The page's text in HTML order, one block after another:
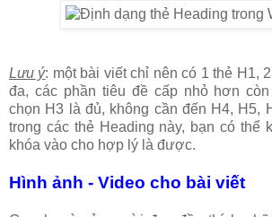
Lưu ý: một bài viết chỉ nên có 1 thẻ H1,
đa, các phần tiêu đề cấp nhỏ hơn
chọn H3 là đủ, không cần đến H4, H5,
trong các thẻ Heading này, bạn có thể
khóa vào cho hợp lý là được.
Hình ảnh - Video cho bài viết